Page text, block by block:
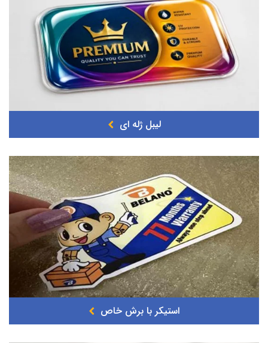
لیبل ژله ای
استیکر با برش خاص